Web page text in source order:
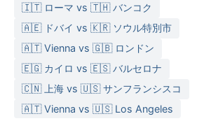
🇮🇹 ローマ vs 🇹🇭 バンコク
🇦🇪 ドバイ vs 🇰🇷 ソウル特別市
🇦🇹 Vienna vs 🇬🇧 ロンドン
🇪🇬 カイロ vs 🇪🇸 バルセロナ
🇨🇳 上海 vs 🇺🇸 サンフランシスコ
🇦🇹 Vienna vs 🇺🇸 Los Angeles